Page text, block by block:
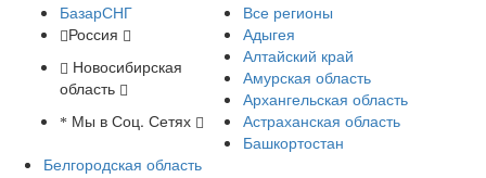
БазарСНГ
Россия
Новосибирская
область
Мы в Соц. Сетях
Все регионы
Адыгея
Алтайский край
Амурская область
Архангельская область
Астраханская область
Башкортостан
Белгородская область